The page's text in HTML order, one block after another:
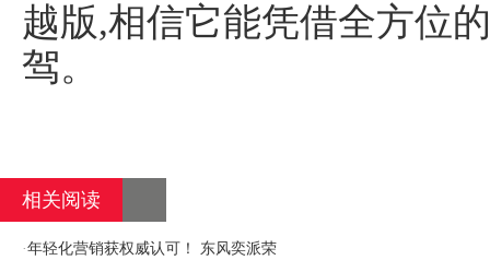
越版,相信它能凭借全方位
驾。
相关阅读
·年轻化营销获权威认可！ 东风奕派荣